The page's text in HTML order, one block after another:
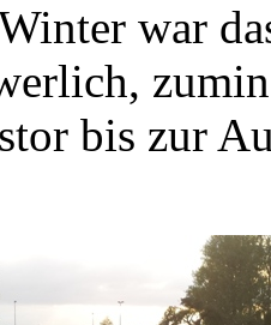
war
bis zur